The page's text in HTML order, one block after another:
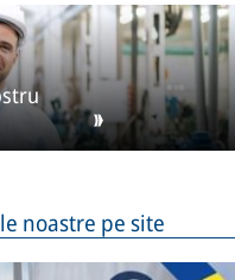
noastre pe site